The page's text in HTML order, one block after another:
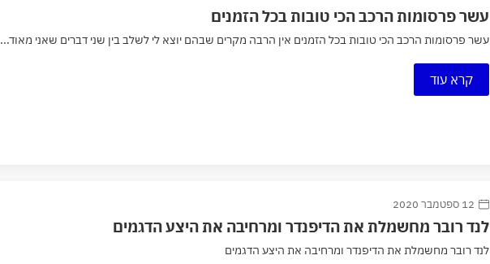
עשר פרסומות הרכב הכי טובות בכל הזמנים
עשר פרסומות הרכב הכי טובות בכל הזמנים אין הרבה מקרים שבהם יוצא לי לשלב בין שני דברים שאני מאוד...
קרא עוד
12 ספטמבר 2020
לנד רובר מחשמלת את הדיפנדר ומרחיבה את היצע הדגמים
לנד רובר מחשמלת את הדיפנדר ומרחיבה את היצע הדגמים